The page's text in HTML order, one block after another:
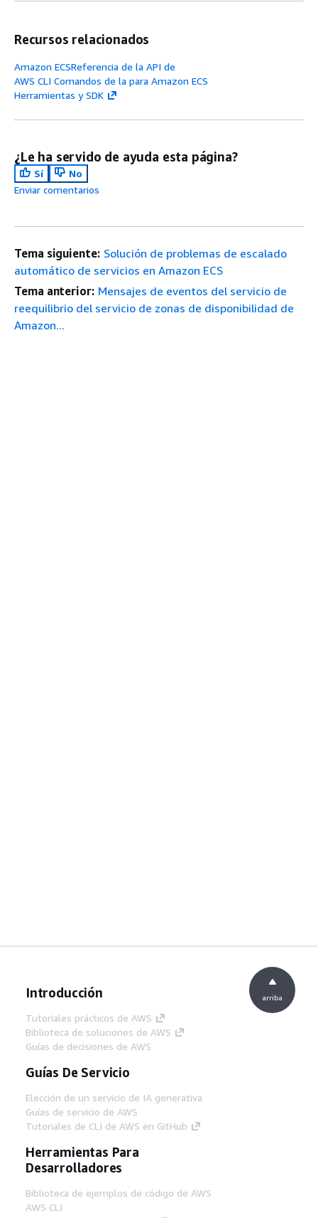
Recursos relacionados
Amazon ECSReferencia de la API de
AWS CLI Comandos de la para Amazon ECS
Herramientas y SDK
¿Le ha servido de ayuda esta página?
Sí
No
Enviar comentarios
Tema siguiente: Solución de problemas de escalado
automático de servicios en Amazon ECS
Tema anterior: Mensajes de eventos del servicio de
reequilibrio del servicio de zonas de disponibilidad de
Amazon...
Introducción
Tutoriales prácticos de AWS
Biblioteca de soluciones de AWS
Guías de decisiones de AWS
Guías De Servicio
Elección de un servicio de IA generativa
Guías de servicio de AWS
Tutoriales de CLI de AWS en GitHub
Herramientas Para
Desarrolladores
Biblioteca de ejemplos de código de AWS
AWS CLI
arriba